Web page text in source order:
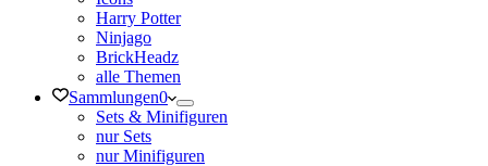
Harry Potter
Ninjago
BrickHeadz
alle Themen
Sammlungen0
Sets & Minifiguren
nur Sets
nur Minifiguren